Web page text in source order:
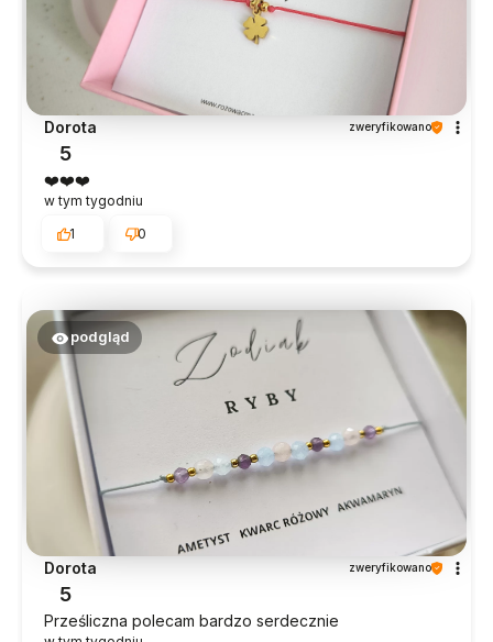
Dorota zweryfikowano
5
❤️❤️❤️
w tym tygodniu
1
0
podgląd
Dorota zweryfikowano
5
Prześliczna polecam bardzo serdecznie